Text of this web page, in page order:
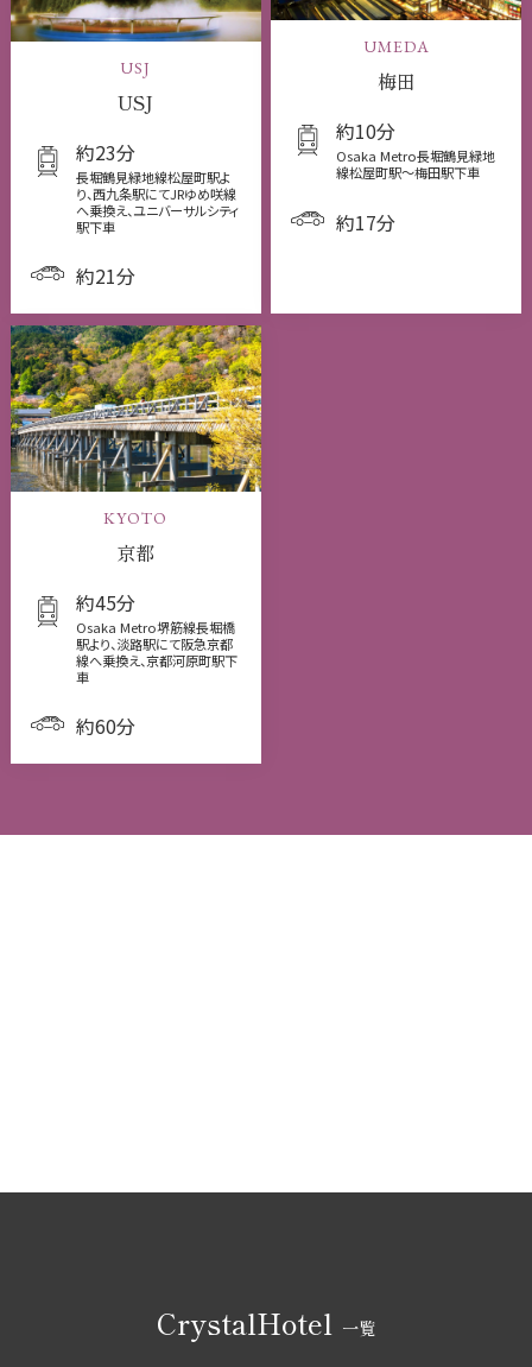
USJ
USJ
約23分
長堀鶴見緑地線松屋町駅よ
り、西九条駅にてJRゆめ咲線
へ乗換え、ユニバーサルシティ
駅下車
約21分
UMEDA
梅田
約10分
Osaka Metro長堀鶴見緑地
線松屋町駅〜梅田駅下車
約17分
KYOTO
京都
約45分
Osaka Metro堺筋線長堀橋
駅より、淡路駅にて阪急京都
線へ乗換え、京都河原町駅下
車
約60分
CrystalHotel 一覧